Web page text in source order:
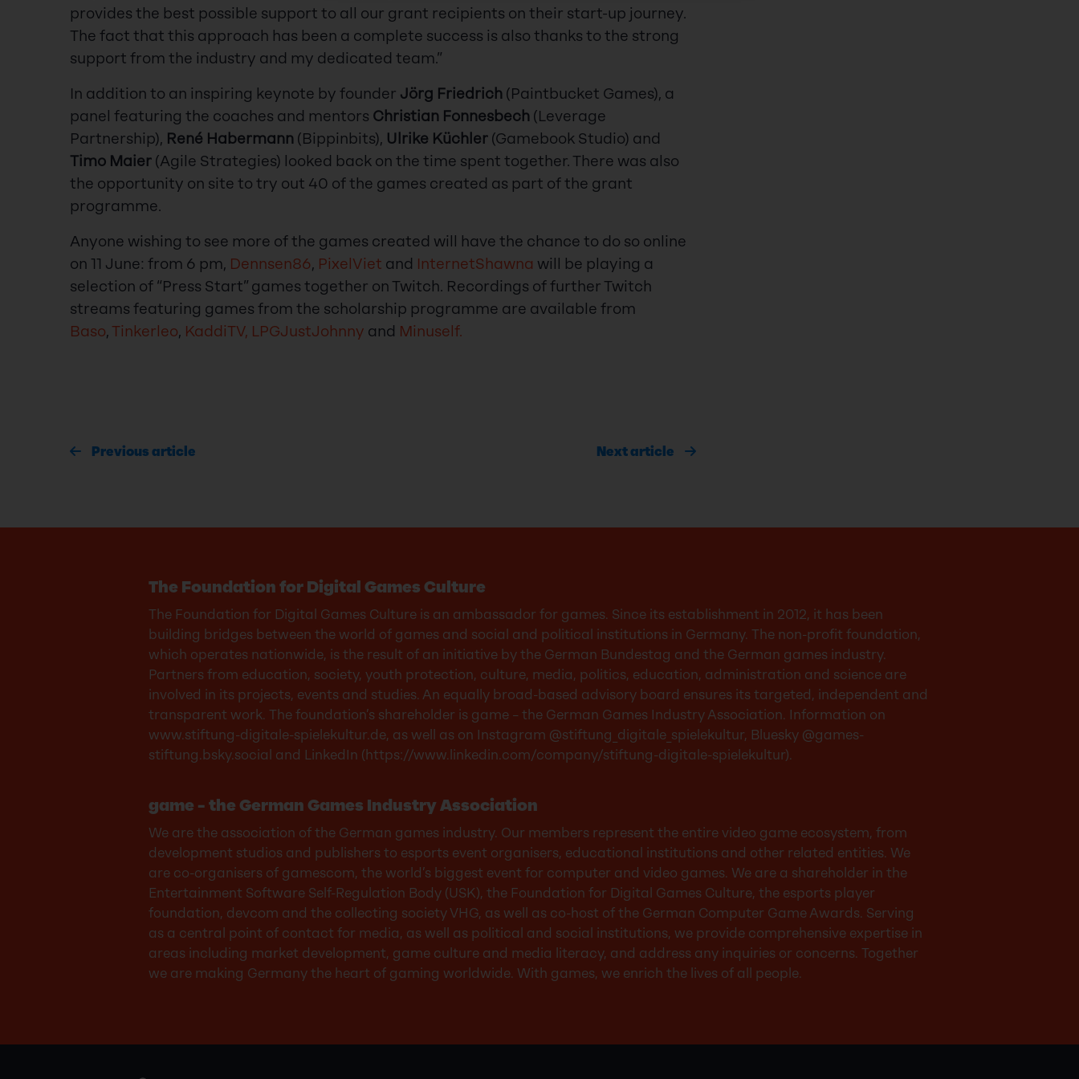
provides the best possible support to all our grant recipients on their start-up journey.
The fact that this approach has been a complete success is also thanks to the strong
support from the industry and my dedicated team.”
In addition to an inspiring keynote by founder Jörg Friedrich (Paintbucket Games), a
panel featuring the coaches and mentors Christian Fonnesbech (Leverage
Partnership), René Habermann (Bippinbits), Ulrike Küchler (Gamebook Studio) and
Timo Maier (Agile Strategies) looked back on the time spent together. There was also
the opportunity on site to try out 40 of the games created as part of the grant
programme.
Anyone wishing to see more of the games created will have the chance to do so online
on 11 June: from 6 pm, Dennsen86, PixelViet and InternetShawna will be playing a
selection of “Press Start” games together on Twitch. Recordings of further Twitch
streams featuring games from the scholarship programme are available from
Baso, Tinkerleo, KaddiTV, LPGJustJohnny and Minuself.
Previous article Next article
The Foundation for Digital Games Culture
The Foundation for Digital Games Culture is an ambassador for games. Since its establishment in 2012, it has been
building bridges between the world of games and social and political institutions in Germany. The non-profit foundation,
which operates nationwide, is the result of an initiative by the German Bundestag and the German games industry.
Partners from education, society, youth protection, culture, media, politics, education, administration and science are
involved in its projects, events and studies. An equally broad-based advisory board ensures its targeted, independent and
transparent work. The foundation’s shareholder is game – the German Games Industry Association. Information on
www.stiftung-digitale-spielekultur.de, as well as on Instagram @stiftung_digitale_spielekultur, Bluesky @games-
stiftung.bsky.social and LinkedIn ( https://www.linkedin.com/company/stiftung-digitale-spielekultur).
game – the German Games Industry Association
We are the association of the German games industry. Our members represent the entire video game ecosystem, from
development studios and publishers to esports event organisers, educational institutions and other related entities. We
are co-organisers of gamescom, the world’s biggest event for computer and video games. We are a shareholder in the
Entertainment Software Self-Regulation Body (USK), the Foundation for Digital Games Culture, the esports player
foundation, devcom and the collecting society VHG, as well as co-host of the German Computer Game Awards. Serving
as a central point of contact for media, as well as political and social institutions, we provide comprehensive expertise in
areas including market development, game culture and media literacy, and address any inquiries or concerns. Together
we are making Germany the heart of gaming worldwide. With games, we enrich the lives of all people.